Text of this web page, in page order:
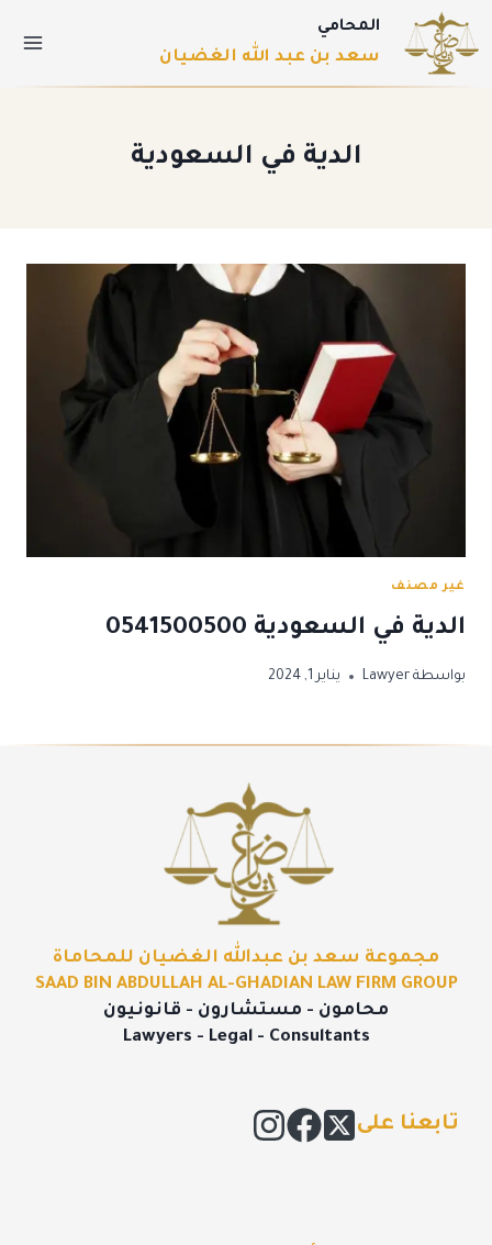
المحامي
سعد بن عبد الله الغضيان
الدية في السعودية
غير مصنف
الدية في السعودية 0541500500
بواسطة Lawyer يناير 1, 2024
مجموعة سعد بن عبدالله الغضيان للمحاماة
SAAD BIN ABDULLAH AL-GHADIAN LAW FIRM GROUP
محامون - مستشارون - قانونيون
Lawyers - Legal - Consultants
تابعنا على